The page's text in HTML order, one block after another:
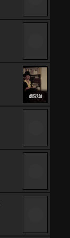
AMENAZA
NUCLEAR